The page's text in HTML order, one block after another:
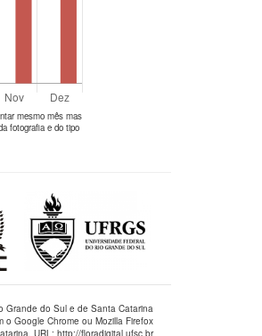
mesmo mês mas
fotografia e do tipo
Grande do Sul e de Santa Catarina
o Google Chrome ou Mozilla Firefox
URL: http://floradigital.ufsc.br